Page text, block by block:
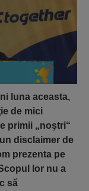
luna aceasta,
de mici
primii „noştri“
disclaimer de
prezenta pe
lor nu a
să